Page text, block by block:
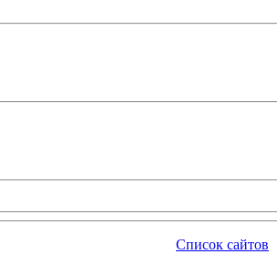
Список сайтов